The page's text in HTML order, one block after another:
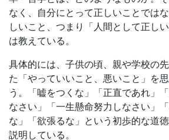
なく、自分にとって正しいことでは
しいこと、つまり「人間として正し
は教えている。
具体的には、子供の頃、親や学校の
た「やっていいこと、悪いこと」を
う。「嘘をつくな」「正直であれ」
なさい」「一生懸命努力しなさい」
な」「欲張るな」という初歩的な道
説明している。